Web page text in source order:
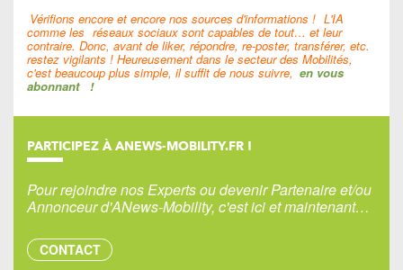
Vérifions encore et encore nos sources d'informations ! L'IA
comme les réseaux sociaux sont capables de tout… et leur
contraire. Donc, avant de liker, répondre, re-poster, transférer, etc.
restez vigilants ! Heureusement dans le secteur des Mobilités,
c'est beaucoup plus simple, il suffit de nous suivre, en vous
abonnant !
PARTICIPEZ À ANEWS-MOBILITY.FR !
Pour rejoindre nos Experts ou devenir Partenaire et/ou
Annonceur d'ANews-Mobility, c'est ici et maintenant…
CONTACT